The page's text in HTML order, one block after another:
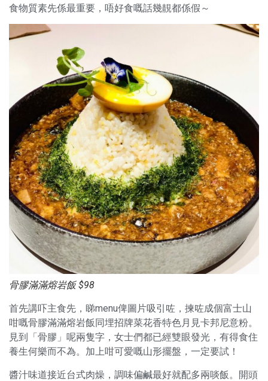
食物質素先係最重要，唔好食嘅話幾靚都係假～
骨膠滿滿熔岩飯 $98
首先講吓主食先，睇menu俾圖片吸引咗，揀咗成個富士山
咁嘅骨膠滿滿熔岩飯同埋招牌菜花香特色月見卡邦尼意粉。
見到「骨膠」呢兩隻字，女士們都已經雙眼發光，有得食住
養生何樂而不為。加上咁可愛嘅山形擺盤，一定要試！
醬汁味道接近台式肉燥，調味偏鹹最好就配多兩啖飯。開頭